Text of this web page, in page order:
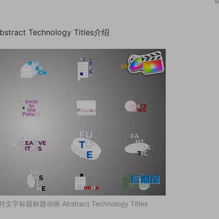
Technology Titles介绍
文字标题标题动画 Abstract Technology Titles